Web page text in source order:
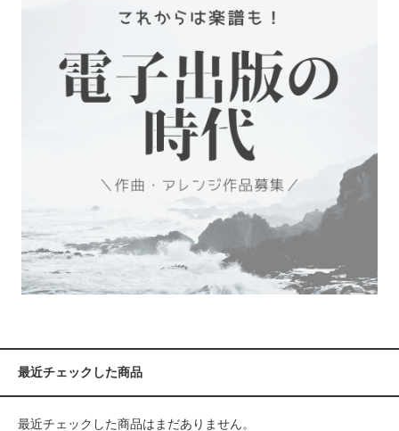
最近チェックした商品
最近チェックした商品はまだありません。